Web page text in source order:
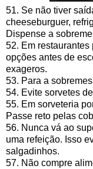
51. Se não tiver
cheeseburguer,
Dispense a
52. Em
opções antes de
exageros.
53. Para a
54. Evite sorvetes
55. Em sorveteria
Passe reto pelas
56. Nunca vá ao
uma refeição. Isso
salgadinhos.
57. Não compre